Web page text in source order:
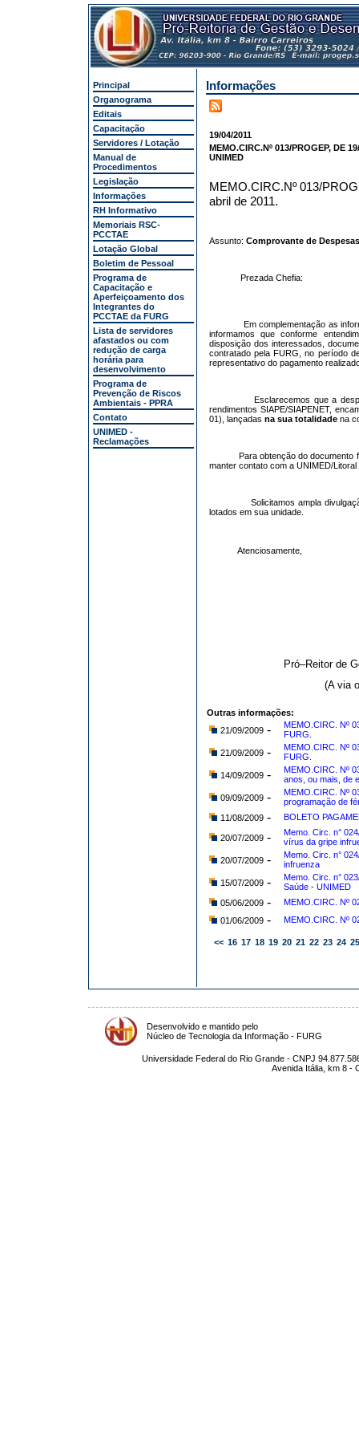
Principal
Organograma
Editais
Capacitação
Servidores / Lotação
Manual de
Procedimentos
Legislação
Informações
RH Informativo
Memoriais RSC-
PCCTAE
Lotação Global
Boletim de Pessoal
Programa de
Capacitação e
Aperfeiçoamento dos
Integrantes do
PCCTAE da FURG
Lista de servidores
afastados ou com
redução de carga
horária para
desenvolvimento
Programa de
Prevenção de Riscos
Ambientais - PPRA
Contato
UNIMED -
Reclamações
Informações
19/04/2011
MEMO.CIRC.Nº 013/PROGEP, DE
UNIMED
MEMO.CIRC.Nº 013/
abril de 2011.
Assunto: Comprovante de
Prezada Chefia:
Em complementação as
informamos que conforme
disposição dos interessados,
contratado pela FURG, no período
representativo do pagamento
Esclarecemos que a
rendimentos SIAPE/SIAPENET,
01), lançadas na sua totalidadena
Para obtenção do documento
manter contato com a UNIMED/
Solicitamos ampla
lotados em sua unidade.
Atenciosamente,
Pró–Reitor de
(A via
Outras informações:
21/09/2009-
MEMO.CIRC. Nº
FURG.
21/09/2009-
MEMO.CIRC. Nº
FURG.
14/09/2009-
MEMO.CIRC. Nº
anos, ou mais, de
09/09/2009-
MEMO.CIRC. Nº
programação de
11/08/2009- BOLETO
20/07/2009-
Memo. Circ. n°
vírus da gripe
20/07/2009-
Memo. Circ. n°
infruenza
15/07/2009-
Memo. Circ. n°
Saúde - UNIMED
05/06/2009-
MEMO.CIRC. Nº
01/06/2009- MEMO.CIRC. Nº
<< 16 17 18 19 20 21 22 23 24 25
Desenvolvido e mantido pelo
Núcleo de Tecnologia da Informação - FURG
Universidade Federal do Rio Grande - CNPJ
Avenida Itália, km 8 -